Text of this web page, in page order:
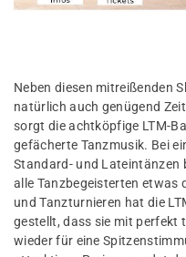
Neben diesen mitreißenden
natürlich auch genügend
sorgt die achtköpfige LTM-
gefächerte Tanzmusik. Bei
Standard- und Lateintänzen
alle Tanzbegeisterten etwas
und Tanzturnieren hat die
gestellt, dass sie mit perfekt
wieder für eine